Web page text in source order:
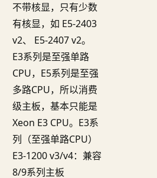
不带核显，只有少数
有核显，如 E5-2403
v2、 E5-2407 v2。
E3系列是至强单路
CPU，E5系列是至强
多路CPU，所以消费
级主板，基本只能是
Xeon E3 CPU。E3系
列（至强单路CPU）
E3-1200 v3/v4：兼容
8/9系列主板